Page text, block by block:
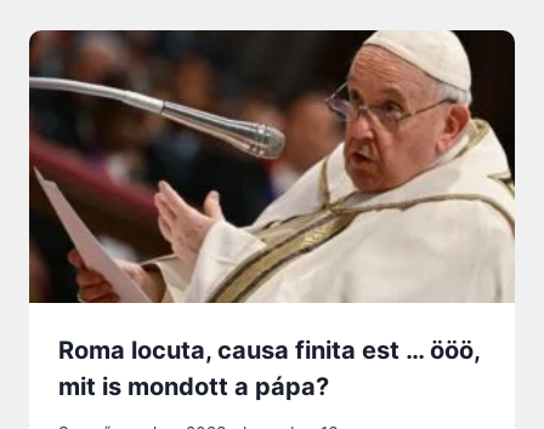
Roma locuta, causa finita est … ööö,
mit is mondott a pápa?